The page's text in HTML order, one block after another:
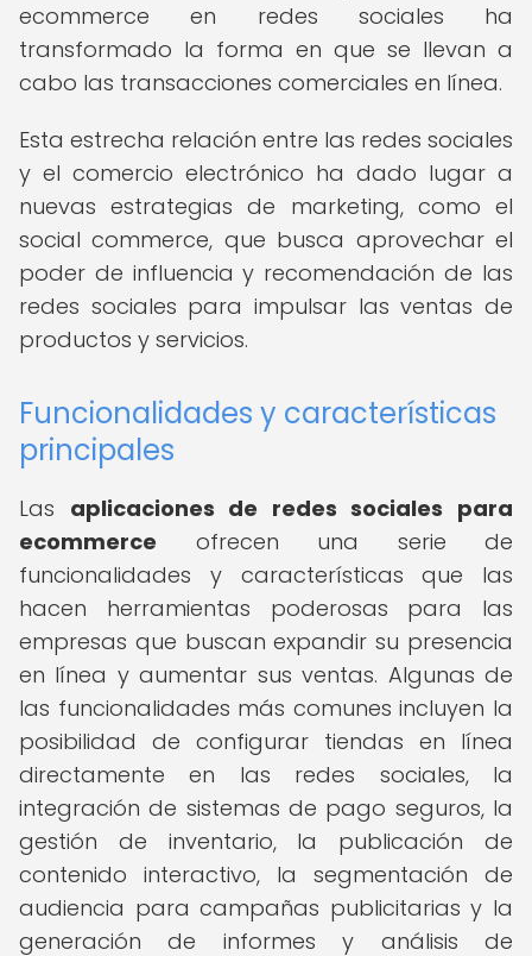
ecommerce en redes sociales ha
transformado la forma en que se llevan a
cabo las transacciones comerciales en línea.
Esta estrecha relación entre las redes sociales
y el comercio electrónico ha dado lugar a
nuevas estrategias de marketing, como el
social commerce, que busca aprovechar el
poder de influencia y recomendación de las
redes sociales para impulsar las ventas de
productos y servicios.
Funcionalidades y características
principales
Las aplicaciones de redes sociales para
ecommerce ofrecen una serie de
funcionalidades y características que las
hacen herramientas poderosas para las
empresas que buscan expandir su presencia
en línea y aumentar sus ventas. Algunas de
las funcionalidades más comunes incluyen la
posibilidad de configurar tiendas en línea
directamente en las redes sociales, la
integración de sistemas de pago seguros, la
gestión de inventario, la publicación de
contenido interactivo, la segmentación de
audiencia para campañas publicitarias y la
generación de informes y análisis de